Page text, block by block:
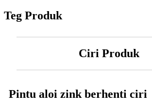
Teg Produk
Ciri Produk
Pintu aloi zink berhenti ciri